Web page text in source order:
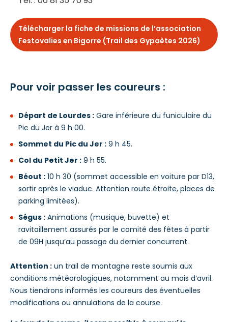
Télécharger la fiche de missions de l’association
Festovalies en Bigorre (Trail des Gypaètes 2026)
Pour voir passer les coureurs :
Départ de Lourdes : Gare inférieure du funiculaire du
Pic du Jer à 9 h 00.
Sommet du Pic du Jer : 9 h 45.
Col du Petit Jer : 9 h 55.
Béout : 10 h 30 (sommet accessible en voiture par D13,
sortir après le viaduc. Attention route étroite, places de
parking limitées).
Ségus : Animations (musique, buvette) et
ravitaillement assurés par le comité des fêtes à partir
de 09H jusqu’au passage du dernier concurrent.
Attention : un trail de montagne reste soumis aux
conditions météorologiques, notamment au mois d’avril.
Nous tiendrons informés les coureurs des éventuelles
modifications ou annulations de la course.